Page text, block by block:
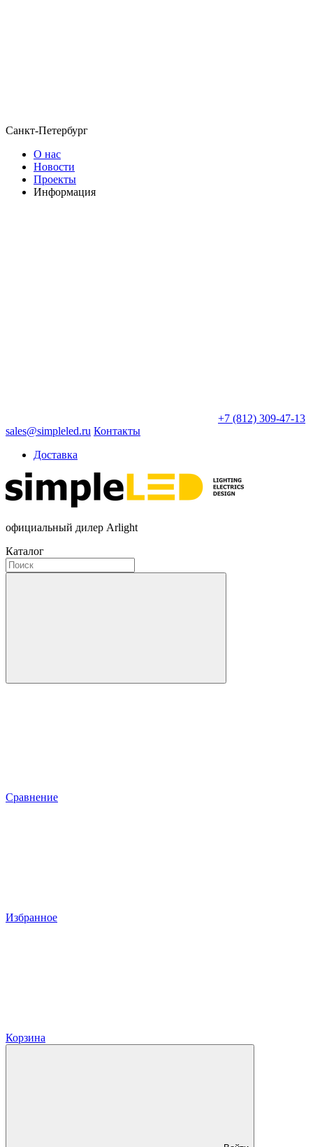
Санкт-Петербург
О нас
Новости
Проекты
Информация
+7 (812) 309-47-13
sales@simpleled.ru Контакты
Доставка
официальный дилер Arlight
Каталог
Сравнение
Избранное
Корзина